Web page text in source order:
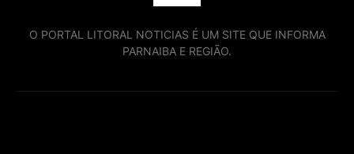
O PORTAL LITORAL NOTICIAS É UM SITE QUE INFORMA
PARNAIBA E REGIÃO.